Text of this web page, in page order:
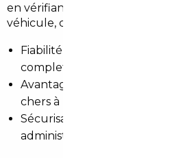
en vérifiant l’historique, le
véhicule, ce qui réduit les
Fiabilité : contrôles
complets.
Avantages financiers : accès
chers à l’étranger.
Sécurisation : contrats clairs,
administratif.